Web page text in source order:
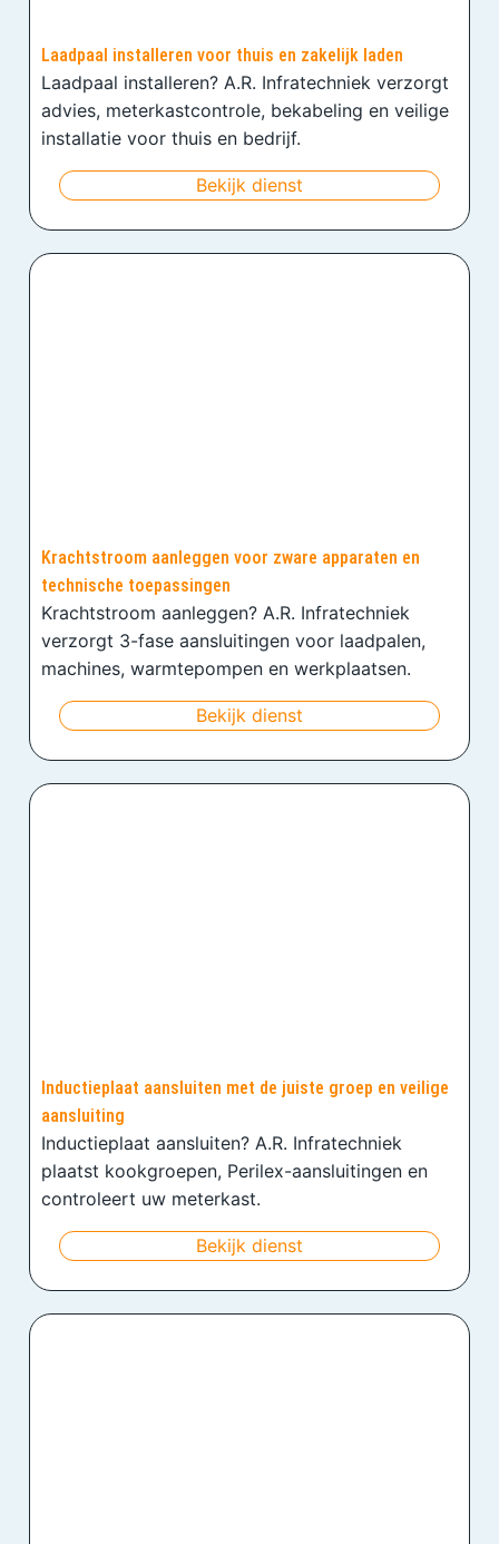
Laadpaal installeren voor thuis en zakelijk laden
Laadpaal installeren? A.R. Infratechniek verzorgt
advies, meterkastcontrole, bekabeling en veilige
installatie voor thuis en bedrijf.
Bekijk dienst
Krachtstroom aanleggen voor zware apparaten en
technische toepassingen
Krachtstroom aanleggen? A.R. Infratechniek
verzorgt 3-fase aansluitingen voor laadpalen,
machines, warmtepompen en werkplaatsen.
Bekijk dienst
Inductieplaat aansluiten met de juiste groep en veilige
aansluiting
Inductieplaat aansluiten? A.R. Infratechniek
plaatst kookgroepen, Perilex-aansluitingen en
controleert uw meterkast.
Bekijk dienst